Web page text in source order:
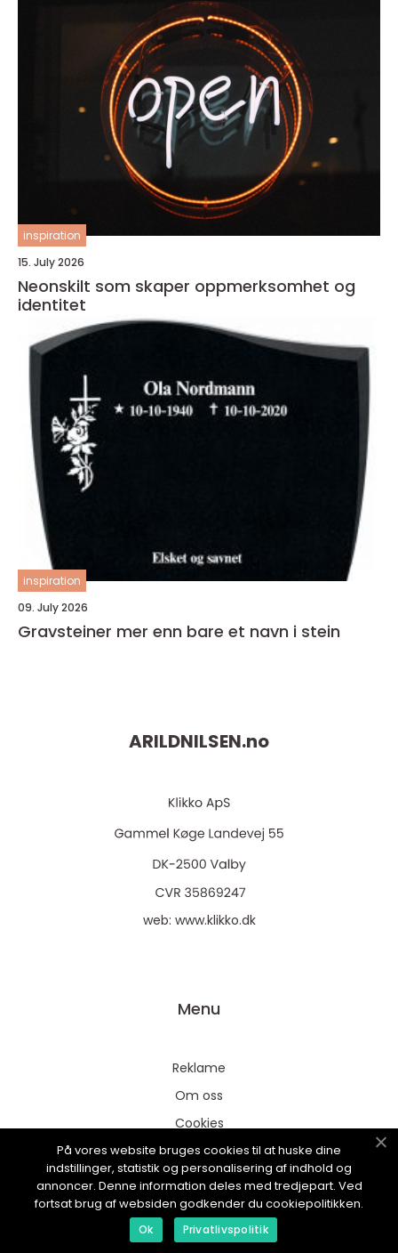
inspiration
15. July 2026
Neonskilt som skaper oppmerksomhet og
identitet
inspiration
09. July 2026
Gravsteiner mer enn bare et navn i stein
ARILDNILSEN.no
web: www.klikko.dk
Menu
Reklame
Om oss
Cookies
Kontakt Oss
Sitemap
På vores website bruges cookies til at huske dine
indstillinger, statistik og personalisering af indhold og
annoncer. Denne information deles med tredjepart. Ved
fortsat brug af websiden godkender du cookiepolitikken.
Ok Privatlivspolitik